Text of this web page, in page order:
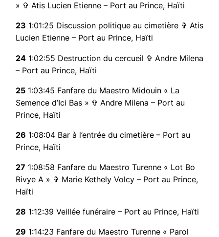
» ✞ Atis Lucien Etienne – Port au Prince, Haïti
23 1:01:25 Discussion politique au cimetière ✞ Atis
Lucien Etienne – Port au Prince, Haïti
24 1:02:55 Destruction du cercueil ✞ Andre Milena
– Port au Prince, Haïti
25 1:03:45 Fanfare du Maestro Midouin « La
Semence d’Ici Bas » ✞ Andre Milena – Port au
Prince, Haïti
26 1:08:04 Bar à l’entrée du cimetière – Port au
Prince, Haïti
27 1:08:58 Fanfare du Maestro Turenne « Lot Bo
Rivye A » ✞ Marie Kethely Volcy – Port au Prince,
Haïti
28 1:12:39 Veillée funéraire – Port au Prince, Haïti
29 1:14:23 Fanfare du Maestro Turenne « Parol